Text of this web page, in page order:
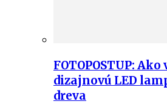
FOTOPOSTUP:
dizajnovú LED
dreva